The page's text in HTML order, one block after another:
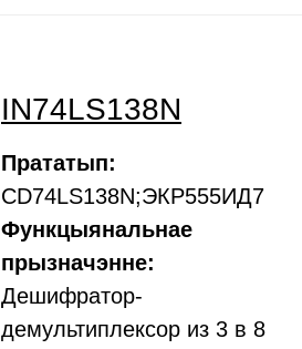
IN74LS138N
Прататып:
CD74LS138N;ЭКР555ИД7
Функцыянальнае
прызначэнне:
Дешифратор-
демультиплексор из 3 в 8